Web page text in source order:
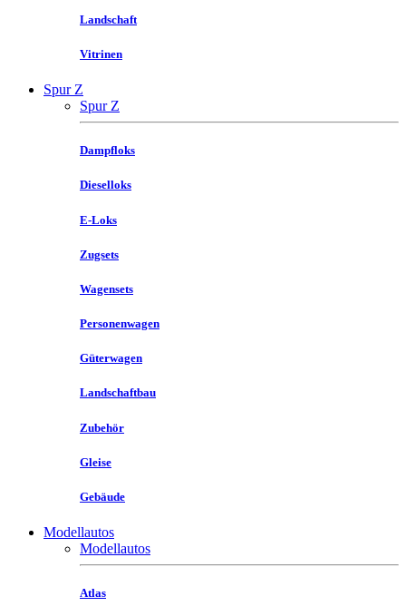
Landschaft
Vitrinen
Spur Z
Spur Z
Dampfloks
Dieselloks
E-Loks
Zugsets
Wagensets
Personenwagen
Güterwagen
Landschaftbau
Zubehör
Gleise
Gebäude
Modellautos
Modellautos
Atlas